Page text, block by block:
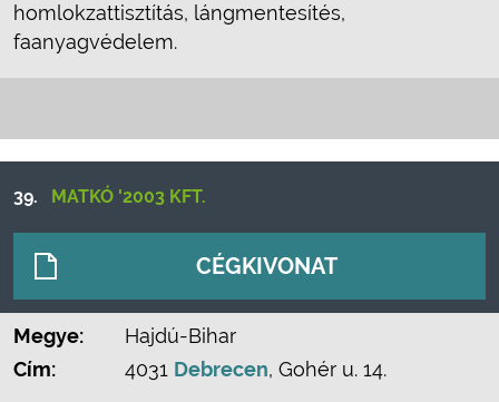
homlokzattisztítás, lángmentesítés,
faanyagvédelem.
39. MATKÓ '2003 KFT.
CÉGKIVONAT
Megye:
Hajdú-Bihar
Cím:
4031 Debrecen, Gohér u. 14.